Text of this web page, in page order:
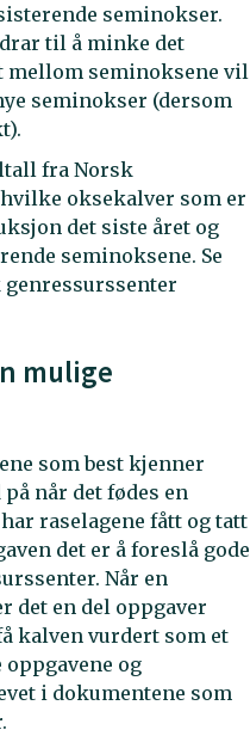
seminokser.
til å minke det
seminoksene vil
seminokser (dersom
fra Norsk
oksekalver som er
det siste året og
seminoksene. Se
mulige
som best kjenner
når det fødes en
raselagene fått og tatt
det er å foreslå gode
Når en
det en del oppgaver
kalven vurdert som et
og
i dokumentene som